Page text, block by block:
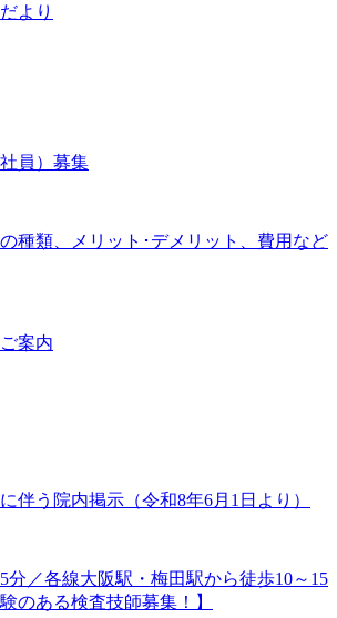
より
員）募集
種類、メリット･デメリット、費用など
案内
伴う院内掲示（令和8年6月1日より）
5分／各線大阪駅・梅田駅から徒歩10～15
のある検査技師募集！】